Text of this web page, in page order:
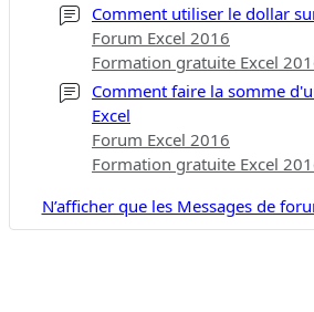
Comment utiliser le dollar
Forum Excel 2016
Formation gratuite Excel
Comment faire la somme
Excel
Forum Excel 2016
Formation gratuite Excel
N’afficher que les Messages de